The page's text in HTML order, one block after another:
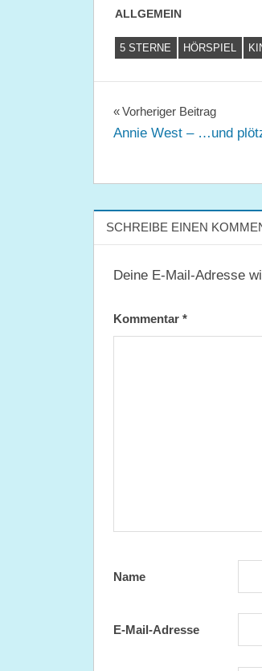
ALLGEMEIN
5 STERNE HÖRSPIEL
Vorheriger Beitrag
Annie West – …und
SCHREIBE EINEN
Deine E-Mail-Adresse
Kommentar *
Name
E-Mail-Adresse